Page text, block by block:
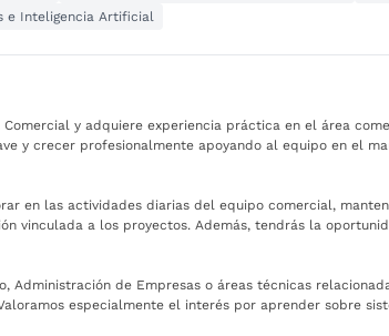
e Inteligencia Artificial
y adquiere experiencia práctica en el área
y crecer profesionalmente apoyando al equipo en el
en las actividades diarias del equipo comercial,
vinculada a los proyectos. Además, tendrás la
Administración de Empresas o áreas técnicas
especialmente el interés por aprender sobre